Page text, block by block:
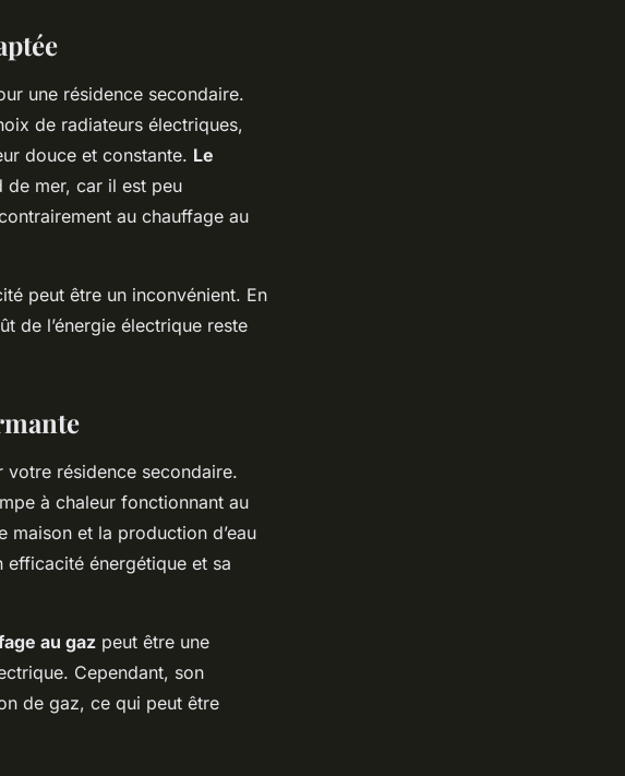
une résidence secondaire.
de radiateurs électriques,
douce et constante. Le
de mer, car il est peu
au chauffage au
peut être un inconvénient. En
de l’énergie électrique reste
résidence secondaire.
à chaleur fonctionnant au
et la production d’eau
efficacité énergétique et sa
au gaz peut être une
Cependant, son
de gaz, ce qui peut être